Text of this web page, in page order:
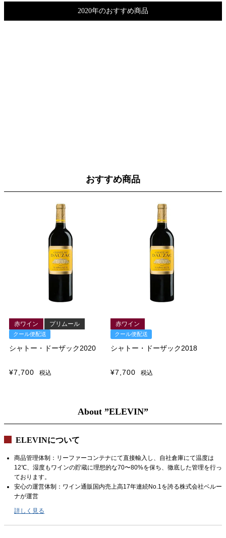
2020年のおすすめ商品
おすすめ商品
赤ワイン プリムール
クール便配送
シャトー・ドーザック2020
¥7,700 税込
赤ワイン
クール便配送
シャトー・ドーザック2018
¥7,700 税込
About ”ELEVIN”
ELEVINについて
商品管理体制：リーファーコンテナにて直接輸入し、自社倉庫にて温度は
12℃、湿度もワインの貯蔵に理想的な70〜80%を保ち、徹底した管理を行っ
ております。
安心の運営体制：ワイン通販国内売上高17年連続No.1を誇る株式会社ベルー
ナが運営
詳しく見る